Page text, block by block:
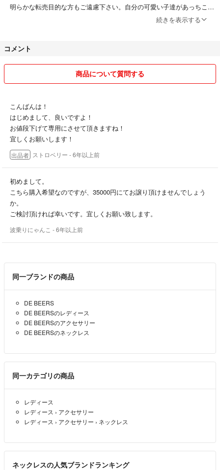
明らかな転売目的な方もご遠慮下さい。自分の可愛い子達があっちこっ
ちのサイトで見かけますと、悲しくなります。大事に使われて下さる事
フリマで購入した物売る時ありますから、宜しくお願いします(^^)
あくまで中古品です一度人手に渡ってます！念押しです。
タバコは吸いません！昨年の7月に猫が虹の橋を渡ってしまってからペ
アイコンの写真はチョキと言う名前の猫です！17歳と10ヶ月でした！
ご挨拶は必須です。コメント下さるのは嬉しいですけど返信待ちに物凄
く神経が参ってしまいますので、返信24時間下さらない方は、コメン
ト消しますね！
最後まで長文お読み下さりありがとうございます！
続きを表示する
コメント
商品について質問する
こんばんは！
はじめまして、良いですよ！
お値段下げて専用にさせて頂きますね！
宜しくお願いします！
出品者 ストロベリー - 6年以上前
初めまして。
こちら購入希望なのですが、35000円にてお譲り頂けませんでしょう
か。
ご検討頂ければ幸いです。宜しくお願い致します。
波乗りにゃんこ - 6年以上前
同一ブランドの商品
DE BEERS
DE BEERSのレディース
DE BEERSのアクセサリー
DE BEERSのネックレス
同一カテゴリの商品
レディース
レディース › アクセサリー
レディース › アクセサリー › ネックレス
ネックレスの人気ブランドランキング